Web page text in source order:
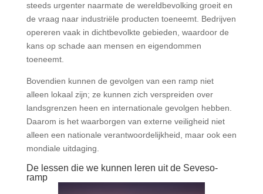
steeds urgenter naarmate de wereldbevolking groeit en
de vraag naar industriële producten toeneemt. Bedrijven
opereren vaak in dichtbevolkte gebieden, waardoor de
kans op schade aan mensen en eigendommen
toeneemt.
Bovendien kunnen de gevolgen van een ramp niet
alleen lokaal zijn; ze kunnen zich verspreiden over
landsgrenzen heen en internationale gevolgen hebben.
Daarom is het waarborgen van externe veiligheid niet
alleen een nationale verantwoordelijkheid, maar ook een
mondiale uitdaging.
De lessen die we kunnen leren uit de Seveso-
ramp